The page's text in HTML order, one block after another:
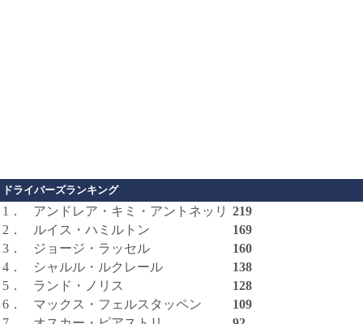
ドライバーズランキング
1． アンドレア・キミ・アントネッリ 219
2．
ルイス・ハミルトン
169
3．
ジョージ・ラッセル
160
4．
シャルル・ルクレール
138
5．
ランド・ノリス
128
6．
マックス・フェルスタッペン
109